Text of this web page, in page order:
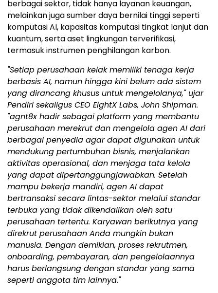
berbagai sektor, tidak hanya layanan keuangan,
melainkan juga sumber daya bernilai tinggi seperti
komputasi AI, kapasitas komputasi tingkat lanjut dan
kuantum, serta aset lingkungan terverifikasi,
termasuk instrumen penghilangan karbon.
"Setiap perusahaan kelak memiliki tenaga kerja
berbasis AI, namun hingga kini belum ada sistem
yang dirancang khusus untuk mengelolanya," ujar
Pendiri sekaligus CEO EightX Labs, John Shipman.
"agnt8x hadir sebagai platform yang membantu
perusahaan merekrut dan mengelola agen AI dari
berbagai penyedia agar dapat digunakan untuk
mendukung pertumbuhan bisnis, menjalankan
aktivitas operasional, dan menjaga tata kelola
yang dapat dipertanggungjawabkan. Setelah
mampu bekerja mandiri, agen AI dapat
bertransaksi secara lintas-sektor melalui standar
terbuka yang tidak dikendalikan oleh satu
perusahaan tertentu. Karyawan berikutnya yang
direkrut perusahaan Anda mungkin bukan
manusia. Dengan demikian, proses rekrutmen,
onboarding, pembayaran, dan pengelolaannya
harus berlangsung dengan standar yang sama
seperti anggota tim lainnya."